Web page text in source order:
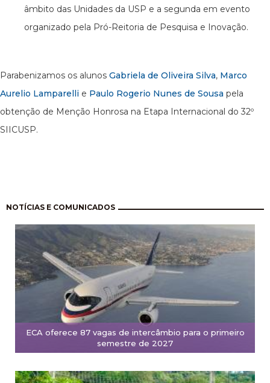
âmbito das Unidades da USP e a segunda em evento
organizado pela Pró-Reitoria de Pesquisa e Inovação.
Parabenizamos os alunos Gabriela de Oliveira Silva, Marco
Aurelio Lamparelli e Paulo Rogerio Nunes de Sousa pela
obtenção de Menção Honrosa na Etapa Internacional do 32º
SIICUSP.
NOTÍCIAS E COMUNICADOS
ECA oferece 87 vagas de intercâmbio para o primeiro
semestre de 2027
Paginação